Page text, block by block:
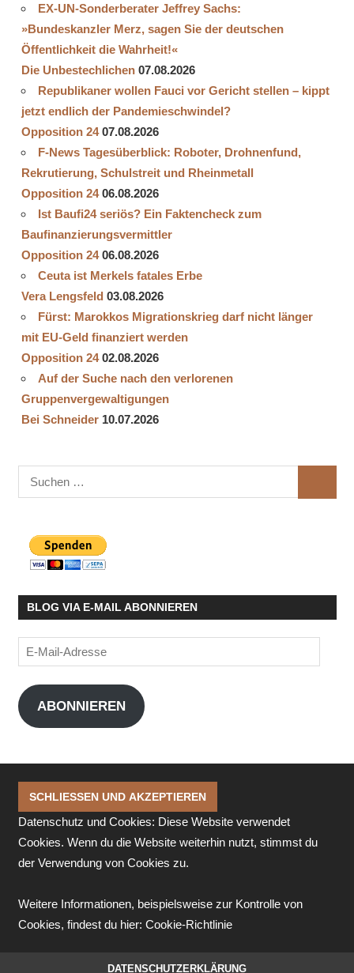
EX-UN-Sonderberater Jeffrey Sachs:
»Bundeskanzler Merz, sagen Sie der deutschen
Öffentlichkeit die Wahrheit!«
Die Unbestechlichen 07.08.2026
Republikaner wollen Fauci vor Gericht stellen – kippt
jetzt endlich der Pandemieschwindel?
Opposition 24 07.08.2026
F-News Tagesüberblick: Roboter, Drohnenfund,
Rekrutierung, Schulstreit und Rheinmetall
Opposition 24 06.08.2026
Ist Baufi24 seriös? Ein Faktencheck zum
Baufinanzierungsvermittler
Opposition 24 06.08.2026
Ceuta ist Merkels fatales Erbe
Vera Lengsfeld 03.08.2026
Fürst: Marokkos Migrationskrieg darf nicht länger
mit EU-Geld finanziert werden
Opposition 24 02.08.2026
Auf der Suche nach den verlorenen
Gruppenvergewaltigungen
Bei Schneider 10.07.2026
Suchen
nach:
BLOG VIA E-MAIL ABONNIEREN
E-
Mail-
Adresse
ABONNIEREN
Datenschutz und Cookies: Diese Website verwendet
Cookies. Wenn du die Website weiterhin nutzt, stimmst du
der Verwendung von Cookies zu.
Weitere Informationen, beispielsweise zur Kontrolle von
Cookies, findest du hier: Cookie-Richtlinie
DATENSCHUTZERKLÄRUNG